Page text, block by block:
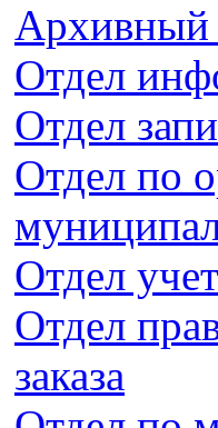
Архивный
Отдел
Отдел
Отдел по
Отдел
Отдел
заказа